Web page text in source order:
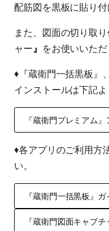
配筋図を黒板に貼り付
また、図面の切り取り
ャー』 をお使いいた
♦『蔵衛門一括黒板』
インストールは下記よ
『蔵衛門プレミアム
♦各アプリのご利用方
い。
『蔵衛門一括黒板』ガ
『蔵衛門図面キャプ